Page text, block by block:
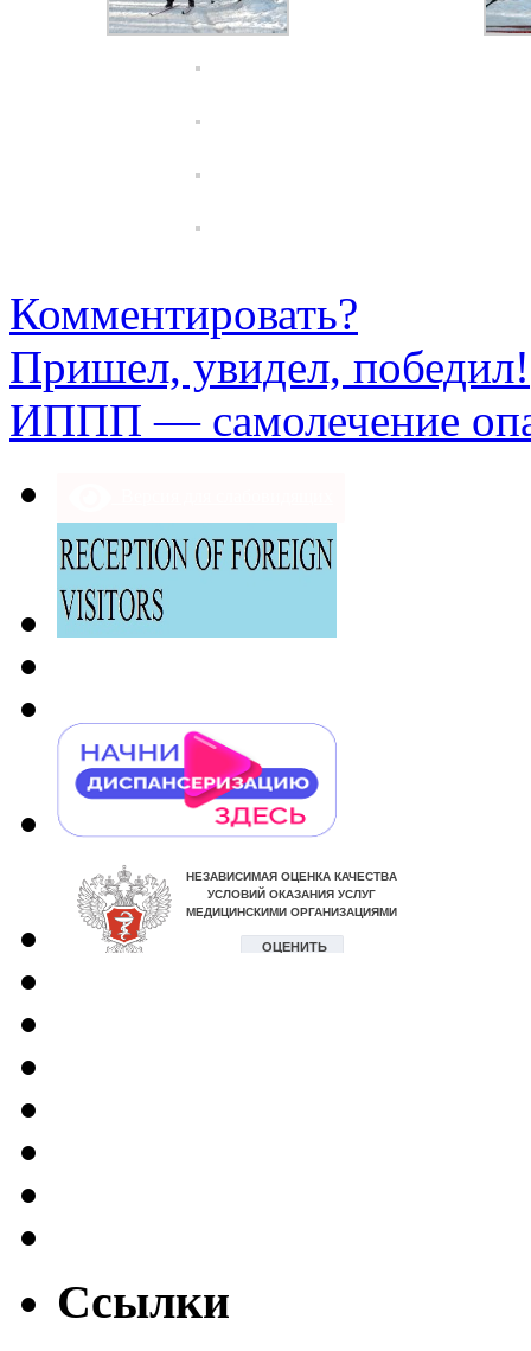
Комментировать?
Пришел, увидел, победил!
ИППП — самолечение
Ссылки